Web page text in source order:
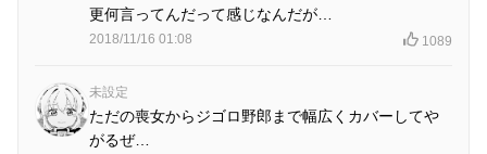
更何言ってんだって感じなんだが…
2018/11/16 01:08 1089
未設定
ただの喪女からジゴロ野郎まで幅広くカバーしてや
がるぜ…